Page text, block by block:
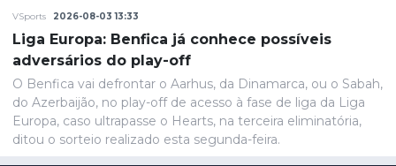
VSports 2026-08-03 13:33
Liga Europa: Benfica já conhece possíveis
adversários do play-off
O Benfica vai defrontar o Aarhus, da Dinamarca, ou o Sabah,
do Azerbaijão, no play-off de acesso à fase de liga da Liga
Europa, caso ultrapasse o Hearts, na terceira eliminatória,
ditou o sorteio realizado esta segunda-feira.